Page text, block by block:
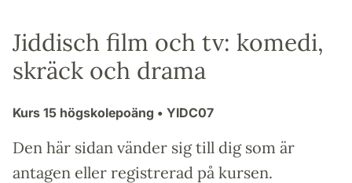
Jiddisch film och tv: komedi,
skräck och drama
Kurs 15 högskolepoäng • YIDC07
Den här sidan vänder sig till dig som är
antagen eller registrerad på kursen.